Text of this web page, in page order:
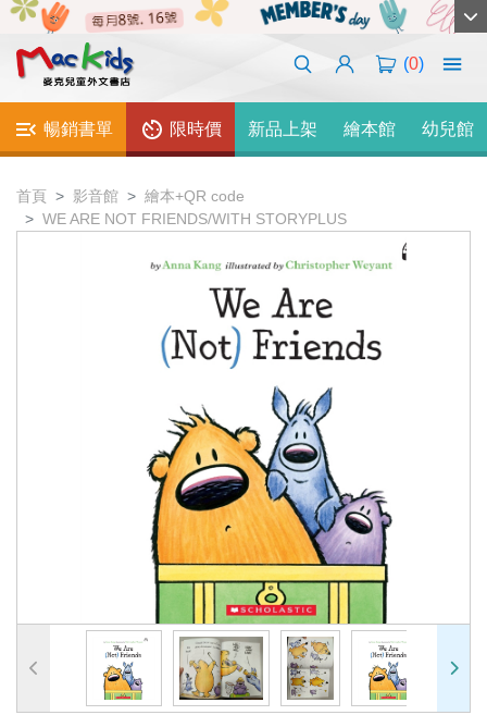
(0)
暢銷書單 限時價 新品上架 繪本館 幼兒館
首頁 影音館
繪本+QR code
WE ARE NOT FRIENDS/WITH STORYPLUS